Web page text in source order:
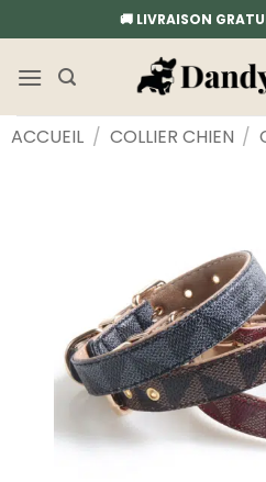
au
contenu
🚚 LIVRAISON
ACCUEIL / COLLIER CHIEN /